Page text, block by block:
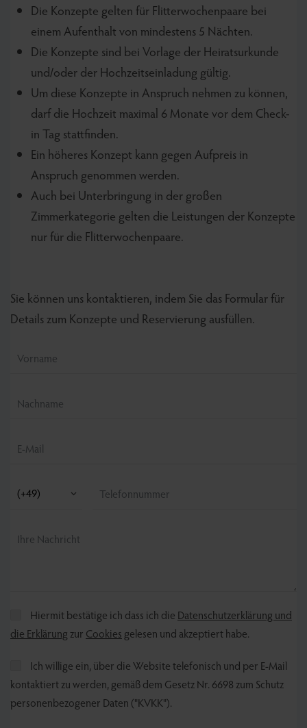
Die Konzepte gelten für Flitterwochenpaare bei
einem Aufenthalt von mindestens 5 Nächten.
Die Konzepte sind bei Vorlage der Heiratsurkunde
und/oder der Hochzeitseinladung gültig.
Um diese Konzepte in Anspruch nehmen zu können,
darf die Hochzeit maximal 6 Monate vor dem Check-
in Tag stattfinden.
Ein höheres Konzept kann gegen Aufpreis in
Anspruch genommen werden.
Auch bei Unterbringung in der großen
Zimmerkategorie gelten die Leistungen der Konzepte
nur für die Flitterwochenpaare.
Sie können uns kontaktieren, indem Sie das Formular für
Details zum Konzepte und Reservierung ausfüllen.
Hiermit bestätige ich dass ich die Datenschutzerklärung und
die Erklärung zur Cookies gelesen und akzeptiert habe.
Ich willige ein, über die Website telefonisch und per E-Mail
kontaktiert zu werden, gemäß dem Gesetz Nr. 6698 zum Schutz
personenbezogener Daten ("KVKK").